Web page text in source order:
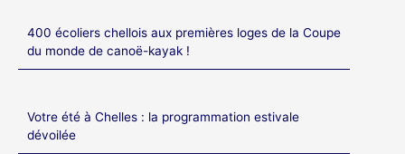
400 écoliers chellois aux premières loges de la Coupe
du monde de canoë-kayak !
Votre été à Chelles : la programmation estivale
dévoilée